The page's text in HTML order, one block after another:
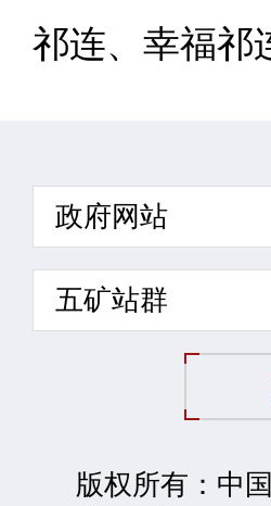
祁连、幸福祁
政府网站
五矿站群
版权所有：中